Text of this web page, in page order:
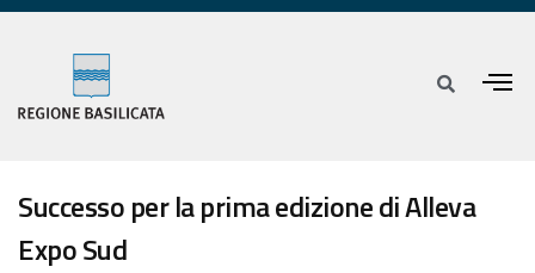
Successo per la prima edizione di Alleva
Expo Sud